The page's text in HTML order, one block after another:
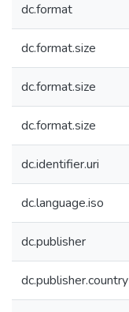
dc.format
dc.format.size
dc.format.size
dc.format.size
dc.identifier.uri
dc.language.iso
dc.publisher
dc.publisher.country